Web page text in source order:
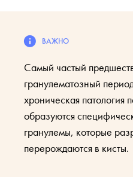
Самый частый
гранулематозный
хроническая патология
образуются
гранулемы, которые
перерождаются в кисты.